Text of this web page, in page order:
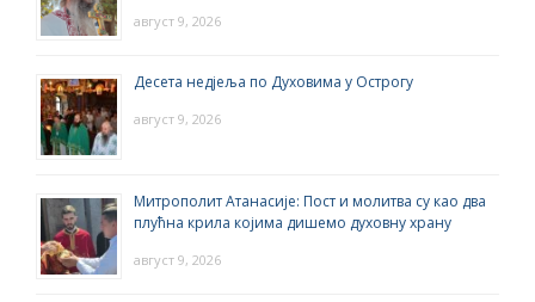
август 9, 2026
Десета недјеља по Духовима у Острогу
август 9, 2026
Митрополит Атанасије: Пост и молитва су као два
плућна крила којима дишемо духовну храну
август 9, 2026